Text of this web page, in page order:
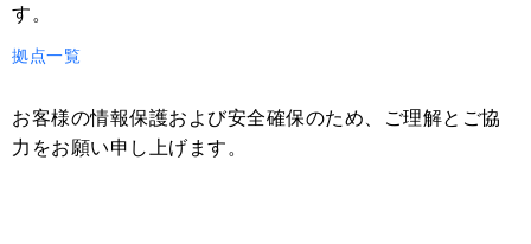
す。
拠点一覧
お客様の情報保護および安全確保のため、ご理解とご協
力をお願い申し上げます。